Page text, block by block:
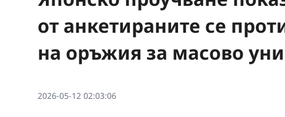
от анкетираните се
на оръжия за масово
2026-05-12 02:03:06